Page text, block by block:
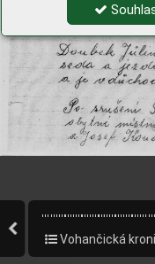
Vohančická